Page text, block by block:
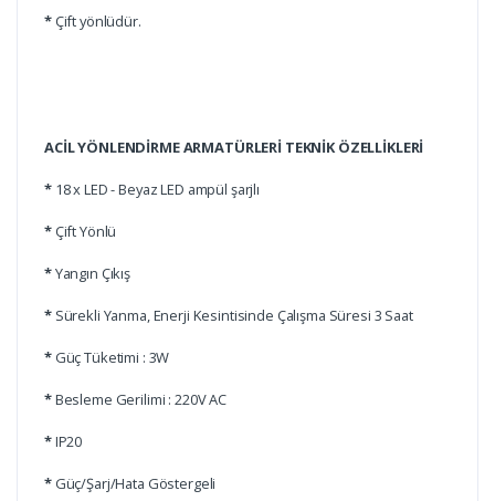
*Çift yönlüdür.
ACİL YÖNLENDİRME ARMATÜRLERİ TEKNİK ÖZELLİKLERİ
*18 x LED - Beyaz LED ampül şarjlı
*Çift Yönlü
*Yangın Çıkış
*Sürekli Yanma, Enerji Kesintisinde Çalışma Süresi 3 Saat
* Güç Tüketimi : 3W
*Besleme Gerilimi : 220V AC
*IP20
*Güç/Şarj/Hata Göstergeli